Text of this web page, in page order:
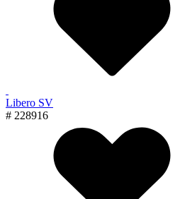
Libero SV
# 228916